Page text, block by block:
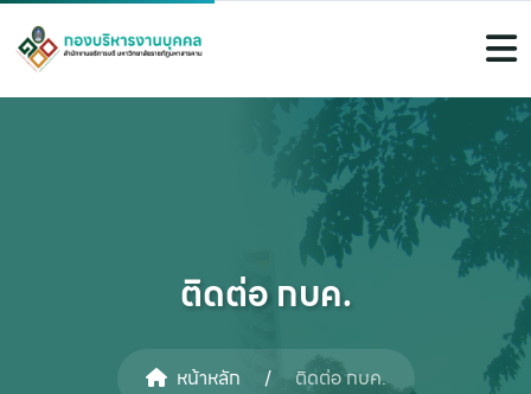
ติดต่อ กบค.
หน้าหลัก / ติดต่อ กบค.